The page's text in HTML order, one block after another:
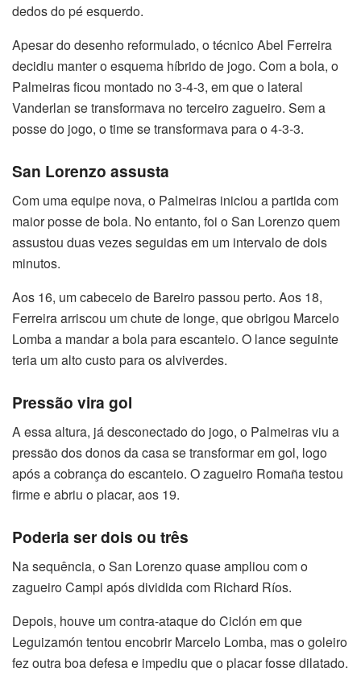
dedos do pé esquerdo.
Apesar do desenho reformulado, o técnico Abel Ferreira
decidiu manter o esquema híbrido de jogo. Com a bola, o
Palmeiras ficou montado no 3-4-3, em que o lateral
Vanderlan se transformava no terceiro zagueiro. Sem a
posse do jogo, o time se transformava para o 4-3-3.
San Lorenzo assusta
Com uma equipe nova, o Palmeiras iniciou a partida com
maior posse de bola. No entanto, foi o San Lorenzo quem
assustou duas vezes seguidas em um intervalo de dois
minutos.
Aos 16, um cabeceio de Bareiro passou perto. Aos 18,
Ferreira arriscou um chute de longe, que obrigou Marcelo
Lomba a mandar a bola para escanteio. O lance seguinte
teria um alto custo para os alviverdes.
Pressão vira gol
A essa altura, já desconectado do jogo, o Palmeiras viu a
pressão dos donos da casa se transformar em gol, logo
após a cobrança do escanteio. O zagueiro Romaña testou
firme e abriu o placar, aos 19.
Poderia ser dois ou três
Na sequência, o San Lorenzo quase ampliou com o
zagueiro Campi após dividida com Richard Ríos.
Depois, houve um contra-ataque do Ciclón em que
Leguizamón tentou encobrir Marcelo Lomba, mas o goleiro
fez outra boa defesa e impediu que o placar fosse dilatado.